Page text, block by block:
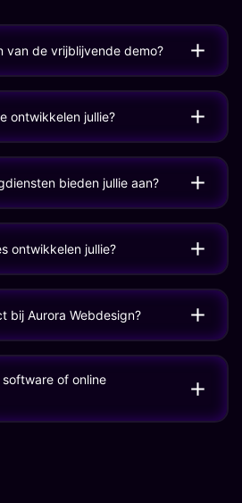
van de vrijblijvende demo?
ontwikkelen jullie?
bieden jullie aan?
ontwikkelen jullie?
bij Aurora Webdesign?
of online